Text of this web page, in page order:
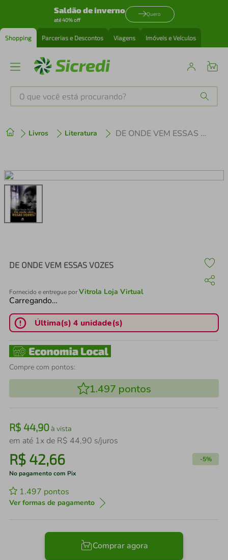
Saldão de inverno
até 40% off
Quero
Shopping Parcerias e Descontos Viagens Imóveis e Veículos
O que você está procurando?
Livros Literatura DE ONDE VEM ESSAS VOZES
DE ONDE VEM ESSAS VOZES
Fornecido e entregue porVitrola Loja Virtual
Carregando…
Última(s) 4 unidade(s)
Compre com pontos:
1.497 pontos
R$ 44,90à vista
em até 1x de R$ 44,90 s/juros
R$ 42,66 -5%
No pagamento com Pix
1.497 pontos
Ver formas de pagamento
Comprar agora
2º cafeteira
3º